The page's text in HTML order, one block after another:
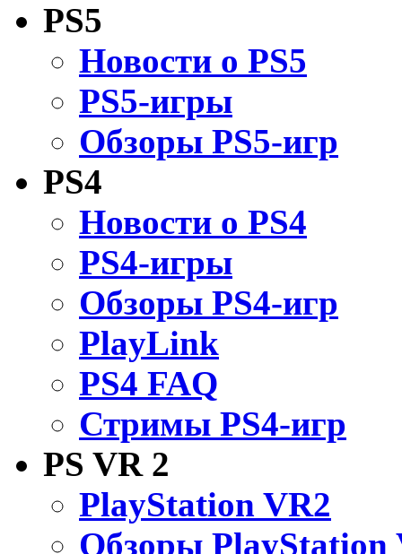
PS5
Новости о PS5
PS5-игры
Обзоры PS5-игр
PS4
Новости о PS4
PS4-игры
Обзоры PS4-игр
PlayLink
PS4 FAQ
Стримы PS4-игр
PS VR 2
PlayStation VR2
Обзоры PlayStation